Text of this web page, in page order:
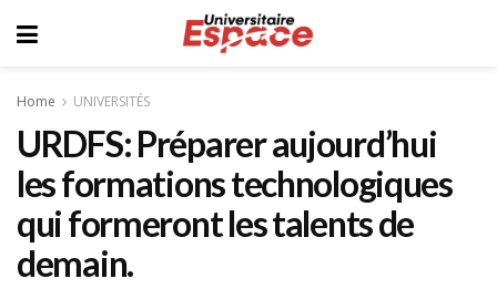
Home UNIVERSITÉS
URDFS: Préparer aujourd’hui
les formations technologiques
qui formeront les talents de
demain.